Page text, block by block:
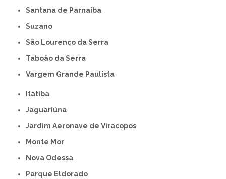
Santana de Parnaíba
Suzano
São Lourenço da Serra
Taboão da Serra
Vargem Grande Paulista
Itatiba
Jaguariúna
Jardim Aeronave de Viracopos
Monte Mor
Nova Odessa
Parque Eldorado